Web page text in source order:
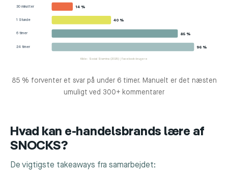
30 minutter 14 %
1 Stunde 40 %
6 timer 85 %
24 timer 96 %
Kilde: Social Stamina (2025) | Facebook-brugere
85 % forventer et svar på under 6 timer. Manuelt er det næsten
umuligt ved 300+ kommentarer
Hvad kan e-handelsbrands lære af
SNOCKS?
De vigtigste takeaways fra samarbejdet: